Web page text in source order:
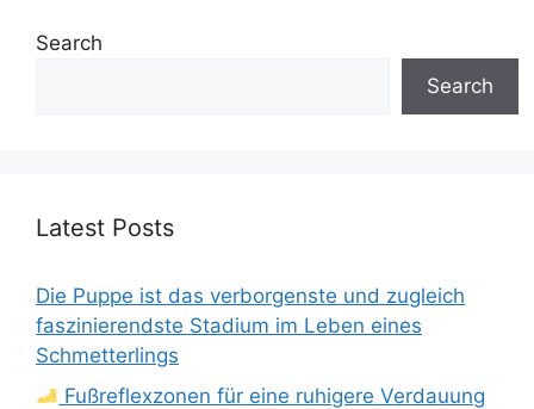
Search
Search
Latest Posts
Die Puppe ist das verborgenste und zugleich
faszinierendste Stadium im Leben eines
Schmetterlings
Fußreflexzonen für eine ruhigere Verdauung